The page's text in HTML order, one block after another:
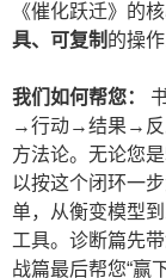
《催化跃迁》的
具、可复制 的操作
我们如何帮您：
→行动→结果→反
方法论。无论您
以按这个闭环一
单，从衡变模型
工具。诊断篇先
战篇最后帮您“赢下